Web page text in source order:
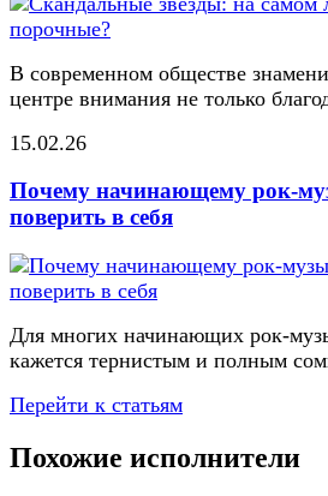
В современном обществе
центре внимания не только
15.02.26
Почему начинающему рок-
поверить в себя
Для многих начинающих рок-
кажется тернистым и полным
Перейти к статьям
Похожие исполнители